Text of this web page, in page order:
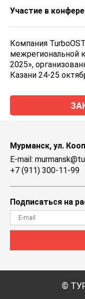
Участие в
Компания
межрегиональной
2025»,
Казани 24-25
Мурманск, ул.
E-mail:
+7 (911) 300-11-99
Подписаться на
©